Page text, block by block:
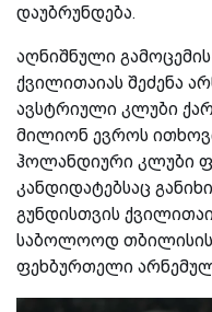
დაუბრუნდება.
აღნიშნული
ქვილითაიას შეძენა
ავსტრიული კლუბი
მილიონ ევროს
ჰოლანდიური კლუბი
კანდიდატებსაც
გუნდისთვის
საბოლოოდ
ფეხბურთელი